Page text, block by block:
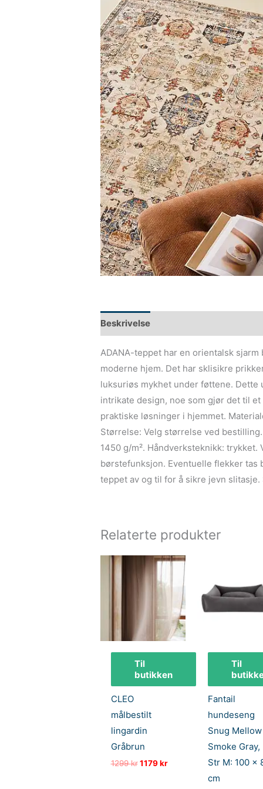
Beskrivelse
ADANA-teppet har en orientalsk
moderne hjem. Det har sklisikre
luksuriøs mykhet under føttene.
intrikate design, noe som gjør det til
praktiske løsninger i hjemmet.
Størrelse: Velg størrelse ved
1450 g/m². Håndverksteknikk:
børstefunksjon. Eventuelle flekker tas
teppet av og til for å sikre jevn
Relaterte produkter
Til
butikken
CLEO
målbestilt
lingardin
Gråbrun
1299kr Opprinnelig
1179krNåværende
Til
Fantail
hundeseng
Snug Mellow
Smoke Gray,
Str M: 100 x
cm